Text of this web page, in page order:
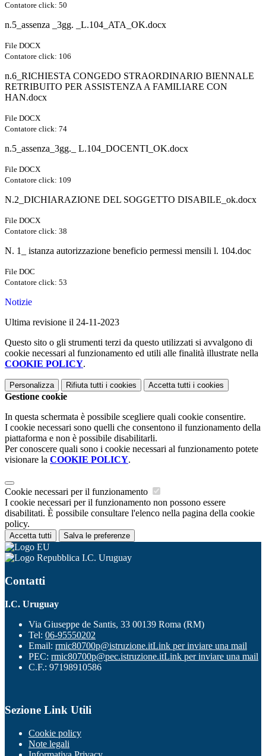
Contatore click: 50
n.5_assenza _3gg. _L.104_ATA_OK.docx
File DOCX
Contatore click: 106
n.6_RICHIESTA CONGEDO STRAORDINARIO BIENNALE
RETRIBUITO PER ASSISTENZA A FAMILIARE CON
HAN.docx
File DOCX
Contatore click: 74
n.5_assenza_3gg._ L.104_DOCENTI_OK.docx
File DOCX
Contatore click: 109
N.2_DICHIARAZIONE DEL SOGGETTO DISABILE_ok.docx
File DOCX
Contatore click: 38
N. 1_ istanza autorizzazione beneficio permessi mensili l. 104.doc
File DOC
Contatore click: 53
Notizie
Ultima revisione il 24-11-2023
Questo sito o gli strumenti terzi da questo utilizzati si avvalgono di
cookie necessari al funzionamento ed utili alle finalità illustrate nella
COOKIE POLICY.
Personalizza Rifiuta tutti i cookies Accetta tutti i cookies
Gestione cookie
In questa schermata è possibile scegliere quali cookie consentire.
I cookie necessari sono quelli che consentono il funzionamento della
piattaforma e non è possibile disabilitarli.
Per conoscere quali sono i cookie necessari al funzionamento potete
visionare la COOKIE POLICY.
Cookie necessari per il funzionamento
I cookie necessari per il funzionamento non possono essere
disabilitati. È possibile consultare l'elenco nella pagina della cookie
policy.
Accetta tutti Salva le preferenze
I.C. Uruguay
Contatti
I.C. Uruguay
Via Giuseppe de Santis, 33 00139 Roma (RM)
Tel: 06-95550202
Email: rmic80700p@istruzione.itLink per inviare una mail
PEC: rmic80700p@pec.istruzione.itLink per inviare una mail
C.F.: 97198910586
Sezione Link Utili
Cookie policy
Note legali